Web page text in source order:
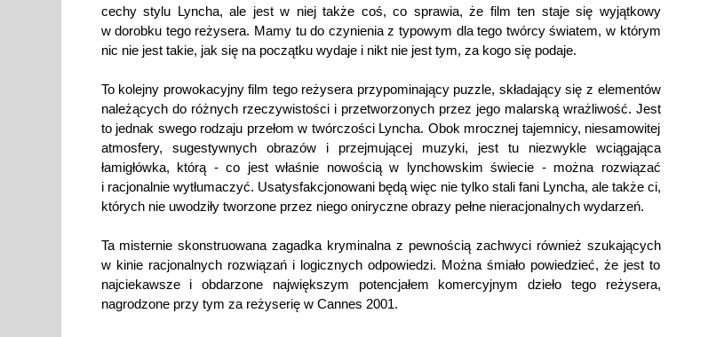
cechy stylu Lyncha, ale jest w niej także coś, co sprawia, że film ten staje się wyjątkowy
w dorobku tego reżysera. Mamy tu do czynienia z typowym dla tego twórcy światem, w którym
nic nie jest takie, jak się na początku wydaje i nikt nie jest tym, za kogo się podaje.
To kolejny prowokacyjny film tego reżysera przypominający puzzle, składający się z elementów
należących do różnych rzeczywistości i przetworzonych przez jego malarską wrażliwość. Jest
to jednak swego rodzaju przełom w twórczości Lyncha. Obok mrocznej tajemnicy, niesamowitej
atmosfery, sugestywnych obrazów i przejmującej muzyki, jest tu niezwykle wciągająca
łamigłówka, którą - co jest właśnie nowością w lynchowskim świecie - można rozwiązać
i racjonalnie wytłumaczyć. Usatysfakcjonowani będą więc nie tylko stali fani Lyncha, ale także ci,
których nie uwodziły tworzone przez niego oniryczne obrazy pełne nieracjonalnych wydarzeń.
Ta misternie skonstruowana zagadka kryminalna z pewnością zachwyci również szukających
w kinie racjonalnych rozwiązań i logicznych odpowiedzi. Można śmiało powiedzieć, że jest to
najciekawsze i obdarzone największym potencjałem komercyjnym dzieło tego reżysera,
nagrodzone przy tym za reżyserię w Cannes 2001.